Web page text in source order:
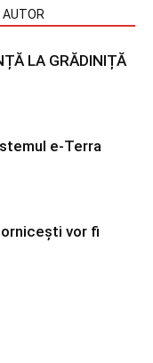
AUTOR
LA GRĂDINIȚĂ
e-Terra
vor fi